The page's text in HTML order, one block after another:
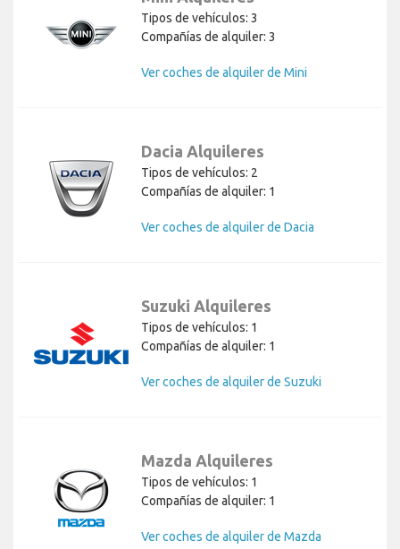
Tipos de vehículos: 3
Compañías de alquiler: 3
Ver coches de alquiler de Mini
Dacia Alquileres
Tipos de vehículos: 2
Compañías de alquiler: 1
Ver coches de alquiler de Dacia
Suzuki Alquileres
Tipos de vehículos: 1
Compañías de alquiler: 1
Ver coches de alquiler de Suzuki
Mazda Alquileres
Tipos de vehículos: 1
Compañías de alquiler: 1
Ver coches de alquiler de Mazda